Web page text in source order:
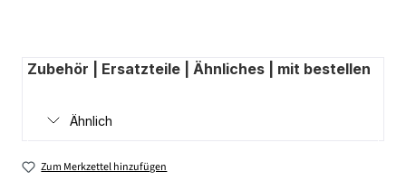
Zubehör | Ersatzteile | Ähnliches | mit bestellen
Ähnlich
Zum Merkzettel hinzufügen